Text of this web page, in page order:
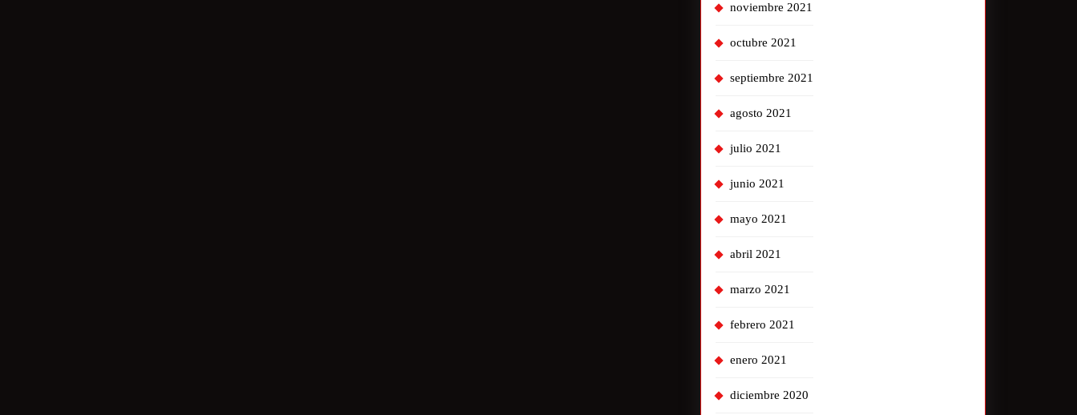
noviembre 2021
octubre 2021
septiembre 2021
agosto 2021
julio 2021
junio 2021
mayo 2021
abril 2021
marzo 2021
febrero 2021
enero 2021
diciembre 2020